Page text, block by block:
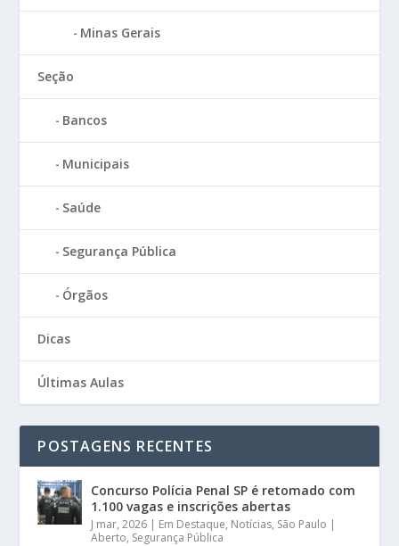
Minas Gerais
Seção
Bancos
Municipais
Saúde
Segurança Pública
Órgãos
Dicas
Últimas Aulas
POSTAGENS RECENTES
Concurso Polícia Penal SP é retomado com
1.100 vagas e inscrições abertas
J mar, 2026 | Em Destaque, Notícias, São Paulo |
Aberto, Segurança Pública